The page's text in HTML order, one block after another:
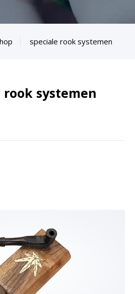
speciale rook systemen
rook systemen